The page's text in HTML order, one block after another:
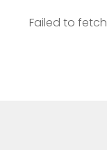
Failed to fetch